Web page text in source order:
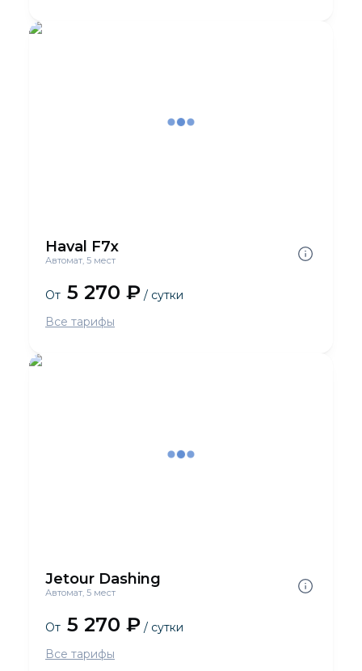
Haval F7x
Автомат, 5 мест
От 5 270 ₽ / сутки
Все тарифы
Jetour Dashing
Автомат, 5 мест
От 5 270 ₽ / сутки
Все тарифы